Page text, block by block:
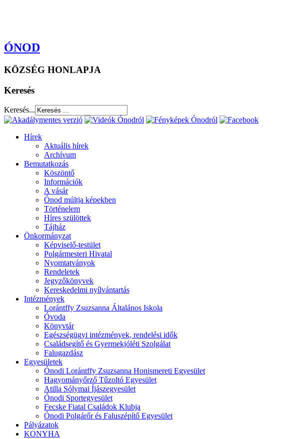
ÓNOD
KÖZSÉG HONLAPJA
Keresés
Keresés...
Hírek
Aktuális hírek
Archívum
Bemutatkozás
Köszöntő
Információk
A vásár
Ónod múltja képekben
Történelem
Híres szülöttek
Tájház
Önkormányzat
Képviselő-testület
Polgármesteri Hivatal
Nyomtatványok
Rendeletek
Jegyzőkönyvek
Kereskedelmi nyílvántartás
Intézmények
Lorántffy Zsuzsanna Általános Iskola
Óvoda
Könyvtár
Egészségügyi intézmények, rendelési idők
Családsegítő és Gyermekjóléti Szolgálat
Falugazdász
Egyesületek
Ónodi Lorántffy Zsuzsanna Honismereti Egyesület
Hagyományőrző Tűzoltó Egyesület
Atilla Sólymai Íjászegyesület
Ónodi Sportegyesület
Fecske Fiatal Családok Klubja
Ónodi Polgárőr és Faluszépítő Egyesület
Pályázatok
KONYHA